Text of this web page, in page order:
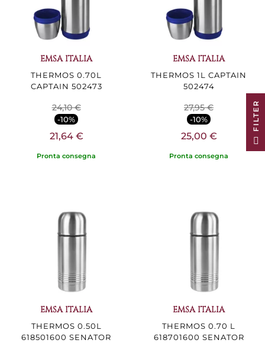
EMSA ITALIA
THERMOS 0.70L
CAPTAIN 502473
24,10 €
-10%
21,64 €
Pronta consegna
EMSA ITALIA
THERMOS 1L CAPTAIN
502474
27,95 €
-10%
25,00 €
Pronta consegna
EMSA ITALIA
THERMOS 0.50L
618501600 SENATOR
EMSA ITALIA
THERMOS 0.70 L
618701600 SENATOR
R